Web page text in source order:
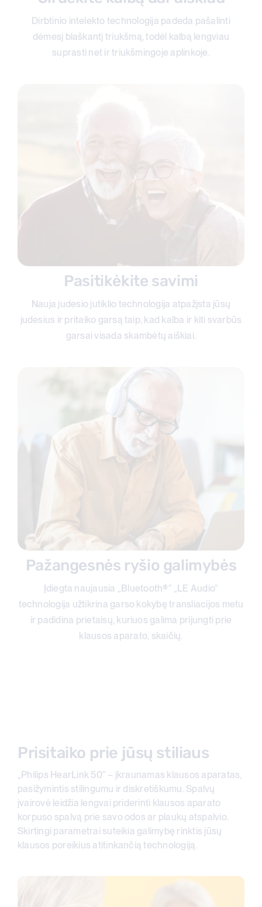
Dirbtinio intelekto technologija padeda pašalinti
dėmesį blaškantį triukšmą, todėl kalbą lengviau
suprasti net ir triukšmingoje aplinkoje.
Pasitikėkite savimi
Nauja judesio jutiklio technologija atpažįsta jūsų
judesius ir pritaiko garsą taip, kad kalba ir kiti svarbūs
garsai visada skambėtų aiškiai.
Pažangesnės ryšio galimybės
Įdiegta naujausia „Bluetooth®“ „LE Audio“
technologija užtikrina garso kokybę transliacijos metu
ir padidina prietaisų, kuriuos galima prijungti prie
klausos aparato, skaičių.
Prisitaiko prie jūsų stiliaus
„Philips HearLink 50“ – įkraunamas klausos aparatas,
pasižymintis stilingumu ir diskretiškumu. Spalvų
įvairovė leidžia lengvai priderinti klausos aparato
korpuso spalvą prie savo odos ar plaukų atspalvio.
Skirtingi parametrai suteikia galimybę rinktis jūsų
klausos poreikius atitinkančią technologiją.